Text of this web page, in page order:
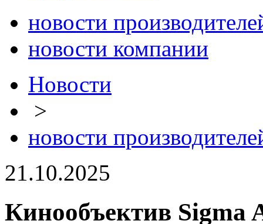
новости
новости компании
Новости
>
новости
21.10.2025
Кинообъектив Sigma